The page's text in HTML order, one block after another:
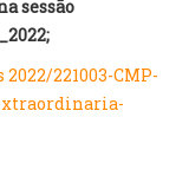
sessão
221003-CMP-